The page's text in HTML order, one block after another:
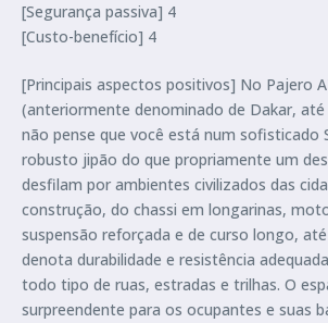
[Segurança passiva] 4
[Custo-benefício] 4
[Principais aspectos positivos] No Pajero
(anteriormente denominado de Dakar,
não pense que você está num sofisticado
robusto jipão do que propriamente um
desfilam por ambientes civilizados das
construção, do chassi em longarinas,
suspensão reforçada e de curso longo,
denota durabilidade e resistência
todo tipo de ruas, estradas e trilhas. O
surpreendente para os ocupantes e suas